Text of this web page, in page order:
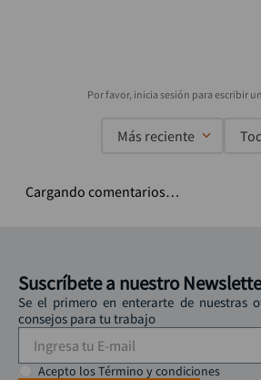
Más reciente
Cargando comentarios…
Suscríbete a nuestro
Se el primero en enterarte de nuestras
consejos para tu trabajo
Acepto los Término y condiciones